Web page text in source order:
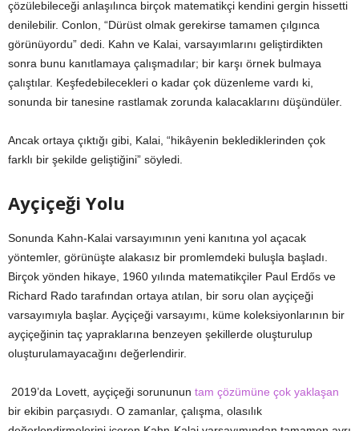
çözülebileceği anlaşılınca birçok matematikçi kendini gergin hissetti
denilebilir. Conlon, “Dürüst olmak gerekirse tamamen çılgınca
görünüyordu” dedi. Kahn ve Kalai, varsayımlarını geliştirdikten
sonra bunu kanıtlamaya çalışmadılar; bir karşı örnek bulmaya
çalıştılar. Keşfedebilecekleri o kadar çok düzenleme vardı ki,
sonunda bir tanesine rastlamak zorunda kalacaklarını düşündüler.
Ancak ortaya çıktığı gibi, Kalai, “hikâyenin beklediklerinden çok
farklı bir şekilde geliştiğini” söyledi.
Ayçiçeği Yolu
Sonunda Kahn-Kalai varsayımının yeni kanıtına yol açacak
yöntemler, görünüşte alakasız bir promlemdeki buluşla başladı.
Birçok yönden hikaye, 1960 yılında matematikçiler Paul Erdős ve
Richard Rado tarafından ortaya atılan, bir soru olan ayçiçeği
varsayımıyla başlar. Ayçiçeği varsayımı, küme koleksiyonlarının bir
ayçiçeğinin taç yapraklarına benzeyen şekillerde oluşturulup
oluşturulamayacağını değerlendirir.
2019’da Lovett, ayçiçeği sorununun tam çözümüne çok yaklaşan
bir ekibin parçasıydı. O zamanlar, çalışma, olasılık